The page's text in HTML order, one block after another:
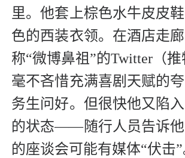
里。他套上棕色水牛皮皮
色的西装衣领。在酒店走
称“微博鼻祖”的Twitter（推
毫不吝惜充满喜剧天赋的
务生问好。但很快他又陷
的状态——随行人员告诉
的座谈会可能有媒体“伏击”